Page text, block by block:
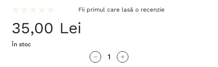
Fii primul care lasă o recenzie
35,00 Lei
În stoc